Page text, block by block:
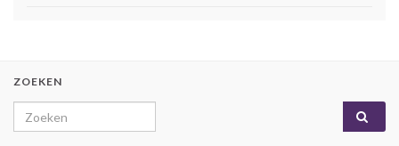
ZOEKEN
Search for: